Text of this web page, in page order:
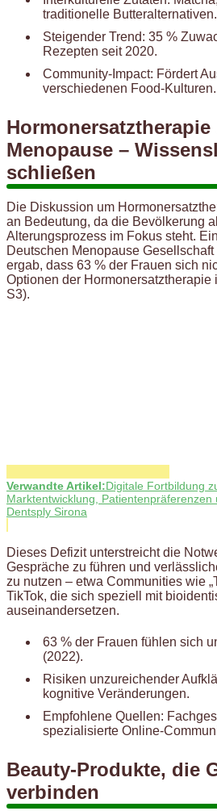
traditionelle Butteralternativen.
Steigender Trend: 35 %
Rezepten seit 2020.
Community-Impact: Fördert
verschiedenen Food-Kulturen.
Hormonersatztherapie
Menopause –
schließen
Die Diskussion um
an Bedeutung, da die Bevölkerung
Alterungsprozess im Fokus steht.
Deutschen Menopause
ergab, dass 63 % der Frauen sich
Optionen der Hormonersatztherapie
S3).
Verwandte Artikel:Digitale Fortbildung
Marktentwicklung, Patientenpräferenzen
Dentsply Sirona
Dieses Defizit unterstreicht die
Gespräche zu führen und
zu nutzen – etwa Communities wie
TikTok, die sich speziell mit
auseinandersetzen.
63 % der Frauen fühlen sich
(2022).
Risiken unzureichender
kognitive Veränderungen.
Empfohlene Quellen:
spezialisierte Online-
Beauty-Produkte, die
verbinden